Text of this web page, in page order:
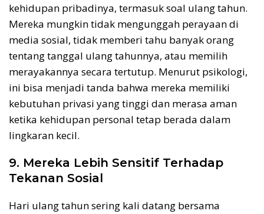
kehidupan pribadinya, termasuk soal ulang tahun.
Mereka mungkin tidak mengunggah perayaan di
media sosial, tidak memberi tahu banyak orang
tentang tanggal ulang tahunnya, atau memilih
merayakannya secara tertutup. Menurut psikologi,
ini bisa menjadi tanda bahwa mereka memiliki
kebutuhan privasi yang tinggi dan merasa aman
ketika kehidupan personal tetap berada dalam
lingkaran kecil.
9. Mereka Lebih Sensitif Terhadap
Tekanan Sosial
Hari ulang tahun sering kali datang bersama